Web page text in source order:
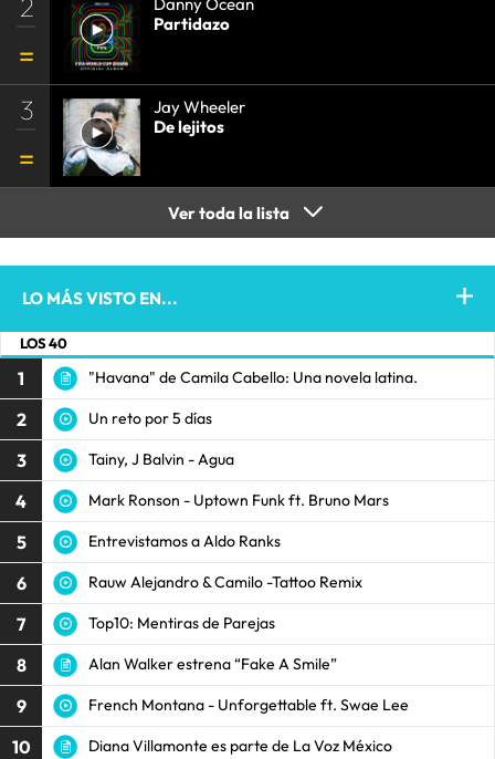
Partidazo
3
Jay Wheeler
De lejitos
Ver toda la lista
LO MÁS VISTO EN...
LOS 40
1 "Havana" de Camila Cabello: Una novela latina.
2 Un reto por 5 días
3 Tainy, J Balvin - Agua
4 Mark Ronson - Uptown Funk ft. Bruno Mars
5 Entrevistamos a Aldo Ranks
6 Rauw Alejandro & Camilo -Tattoo Remix
7 Top10: Mentiras de Parejas
8 Alan Walker estrena “Fake A Smile”
9 French Montana - Unforgettable ft. Swae Lee
10 Diana Villamonte es parte de La Voz México